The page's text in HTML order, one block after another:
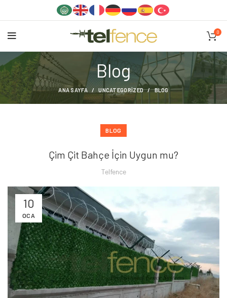
0
Blog
ANA SAYFA UNCATEGORIZED BLOG
BLOG
Çim Çit Bahçe İçin Uygun mu?
Telfence
10
OCA